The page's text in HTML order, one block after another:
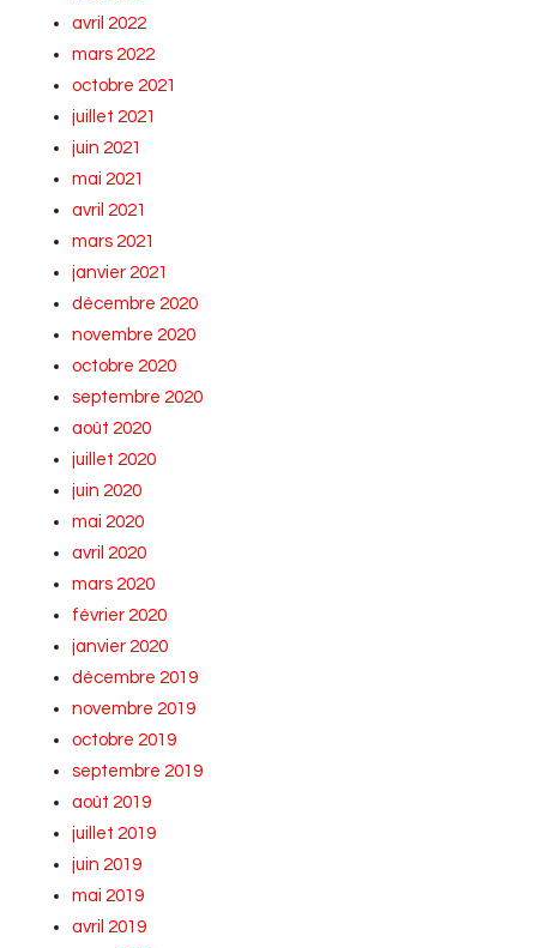
avril 2022
mars 2022
octobre 2021
juillet 2021
juin 2021
mai 2021
avril 2021
mars 2021
janvier 2021
décembre 2020
novembre 2020
octobre 2020
septembre 2020
août 2020
juillet 2020
juin 2020
mai 2020
avril 2020
mars 2020
février 2020
janvier 2020
décembre 2019
novembre 2019
octobre 2019
septembre 2019
août 2019
juillet 2019
juin 2019
mai 2019
avril 2019